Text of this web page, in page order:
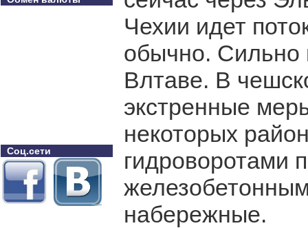
Соц.сети
Чехии идет
обычно. Сильно
Влтаве. В
экстренные
некоторых
гидроворотами
набережные.